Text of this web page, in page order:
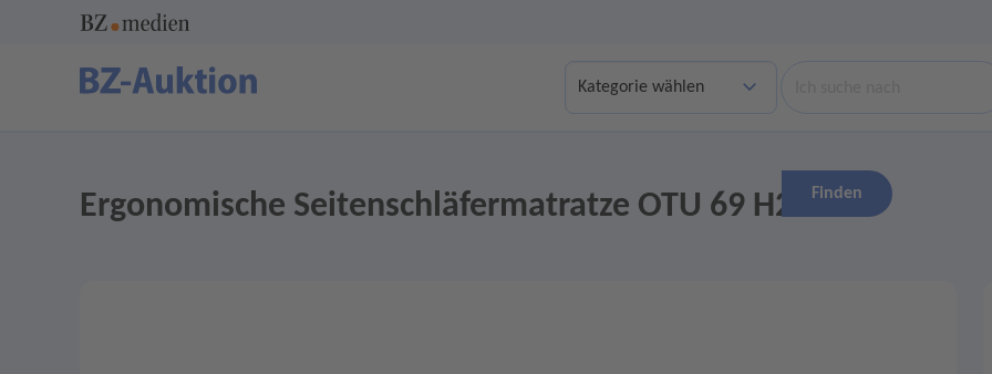
Finden
Ergonomische Seitenschläfermatratze OTU 69 H2